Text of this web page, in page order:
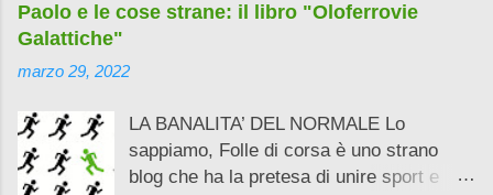
Indiana " Jones erano stracolme di
sembra che Folle di corsa venga seguito
attenzioni? Benvenuti ad un post
semiserio dedicato al fascino della cultura
e della divulgazione .
Paolo e le cose strane: il libro "Oloferrovie
Galattiche"
marzo 29, 2022
LA BANALITA’ DEL NORMALE Lo
sappiamo, Folle di corsa è uno strano
blog che ha la pretesa di unire sport e